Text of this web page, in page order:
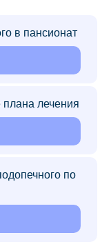
в пансионат
лечения
по